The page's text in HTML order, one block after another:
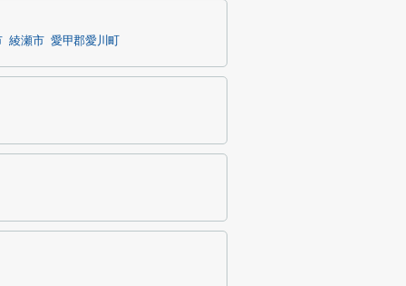
綾瀬市 愛甲郡愛川町